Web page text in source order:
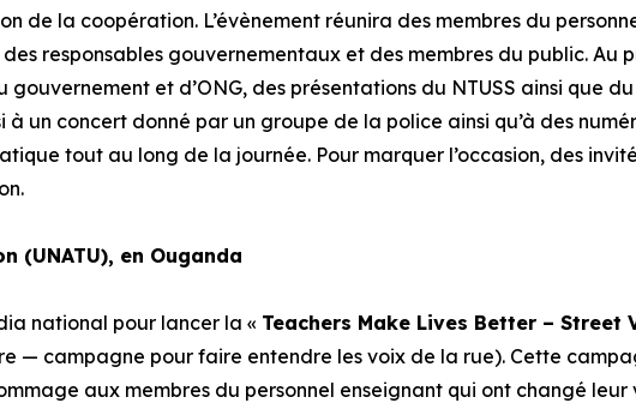
de la coopération. L’évènement réunira des membres du
responsables gouvernementaux et des membres du public. Au
et d’ONG, des présentations du NTUSS ainsi que
à un concert donné par un groupe de la police ainsi qu’à des
tout au long de la journée. Pour marquer l’occasion, des
(UNATU), en Ouganda
national pour lancer la « Teachers Make Lives Better – Street
— campagne pour faire entendre les voix de la rue). Cette
aux membres du personnel enseignant qui ont changé